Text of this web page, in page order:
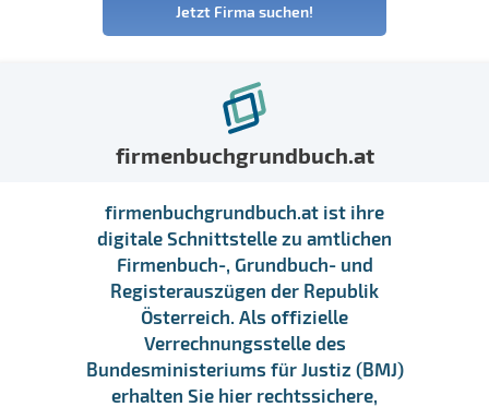
Jetzt Firma suchen!
firmenbuchgrundbuch.at
firmenbuchgrundbuch.at ist ihre
digitale Schnittstelle zu amtlichen
Firmenbuch-, Grundbuch- und
Registerauszügen der Republik
Österreich. Als offizielle
Verrechnungsstelle des
Bundesministeriums für Justiz (BMJ)
erhalten Sie hier rechtssichere,